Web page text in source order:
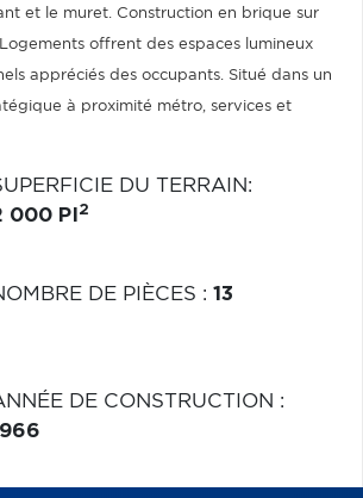
et le muret. Construction en brique sur
offrent des espaces lumineux
appréciés des occupants. Situé dans un
à proximité métro, services et
terme.
DU TERRAIN:
000 PI 2
DE PIÈCES : 13
DE CONSTRUCTION :